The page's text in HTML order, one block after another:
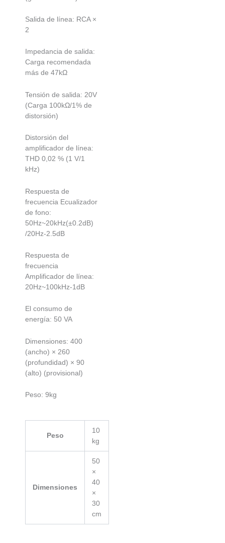
Salida de línea: RCA ×
2
Impedancia de salida:
Carga recomendada
más de 47kΩ
Tensión de salida: 20V
(Carga 100kΩ/1% de
distorsión)
Distorsión del
amplificador de línea:
THD 0,02 % (1 V/1
kHz)
Respuesta de
frecuencia Ecualizador
de fono:
50Hz~20kHz(±0.2dB)
/20Hz-2.5dB
Respuesta de
frecuencia
Amplificador de línea:
20Hz~100kHz-1dB
El consumo de
energía: 50 VA
Dimensiones: 400
(ancho) × 260
(profundidad) × 90
(alto) (provisional)
Peso: 9kg
Peso
10
kg
Dimensiones
50
×
40
×
30
cm